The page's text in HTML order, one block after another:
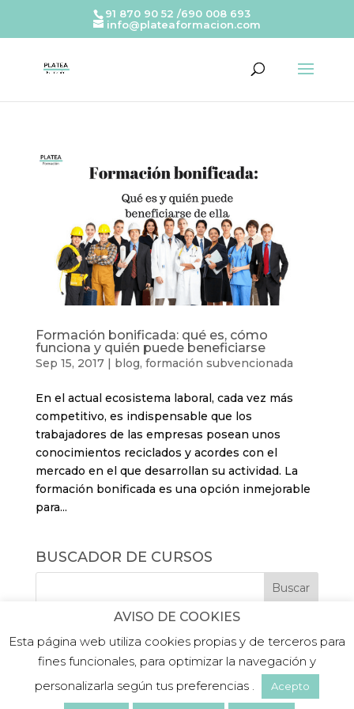
91 870 90 52 /690 008 693
info@plateaformacion.com
Formación bonificada: qué es, cómo
funciona y quién puede beneficiarse
Sep 15, 2017| blog, formación subvencionada
En el actual ecosistema laboral, cada vez más
competitivo, es indispensable que los
trabajadores de las empresas posean unos
conocimientos reciclados y acordes con el
mercado en el que desarrollan su actividad. La
formación bonificada es una opción inmejorable
para...
BUSCADOR DE CURSOS
©2019 PLATEA FORMACIÓN |
Aviso legal
AVISO DE COOKIES
Esta página web utiliza cookies propias y de terceros para
fines funcionales, para optimizar la navegación y
personalizarla según tus preferencias .
Acepto